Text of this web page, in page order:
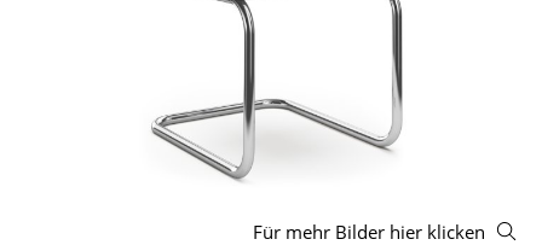
Für mehr Bilder hier klicken